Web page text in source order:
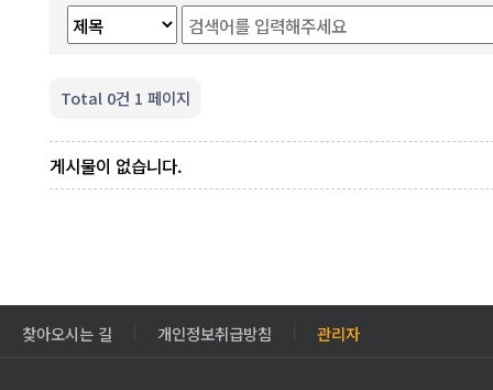
Total 0건 1 페이지
게시물이 없습니다.
찾아오시는 길 개인정보취급방침 관리자